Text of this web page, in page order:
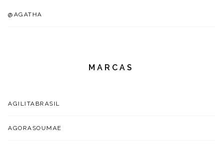
@AGATHA
MARCAS
AGILITABRASIL
AGORASOUMAE